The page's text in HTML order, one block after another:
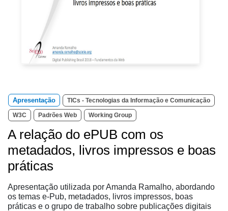
Apresentação TICs - Tecnologias da Informação e Comunicação
W3C Padrões Web Working Group
A relação do ePUB com os
metadados, livros impressos e boas
práticas
Apresentação utilizada por Amanda Ramalho, abordando
os temas e-Pub, metadados, livros impressos, boas
práticas e o grupo de trabalho sobre publicações digitais